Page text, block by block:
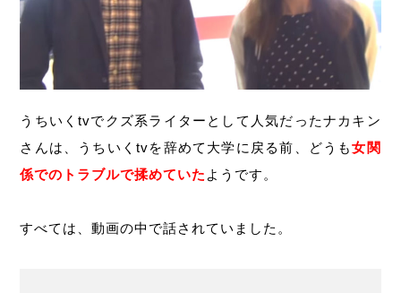
うちいくtvでクズ系ライターとして人気だったナカキン
さんは、うちいくtvを辞めて大学に戻る前、どうも女関
係でのトラブルで揉めていた ようです。
すべては、動画の中で話されていました。